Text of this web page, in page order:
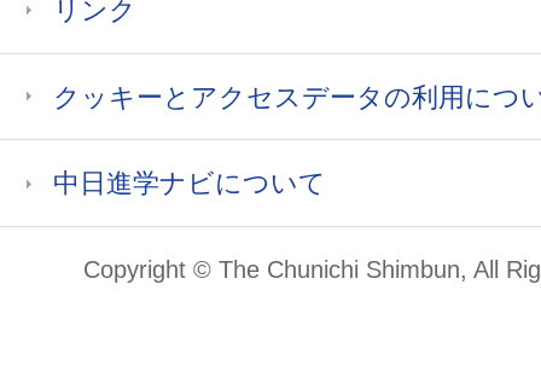
リンク
クッキーとアクセスデータの利用につ
中日進学ナビについて
Copyright © The Chunichi Shimbun, All